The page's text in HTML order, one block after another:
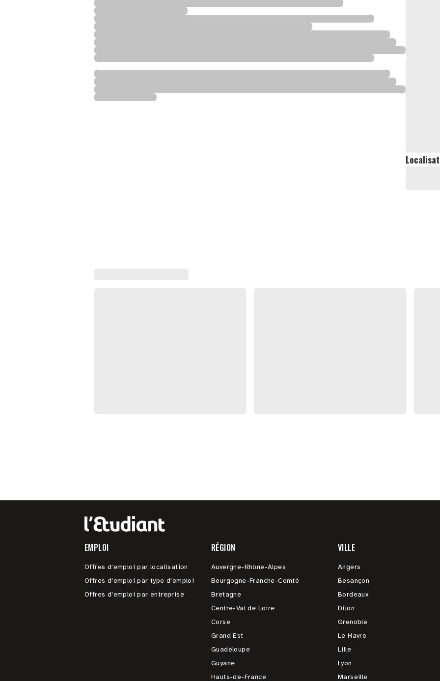
EMPLOI
Offres d'emploi par localisation
Offres d'emploi par type d'emploi
Offres d'emploi par entreprise
RÉGION
Auvergne-Rhône-Alpes
Bourgogne-Franche-Comté
Bretagne
Centre-Val de Loire
Corse
Grand Est
Guadeloupe
Guyane
Hauts-de-France
VILLE
Angers
Besançon
Bordeaux
Dijon
Grenoble
Le Havre
Lille
Lyon
Marseille